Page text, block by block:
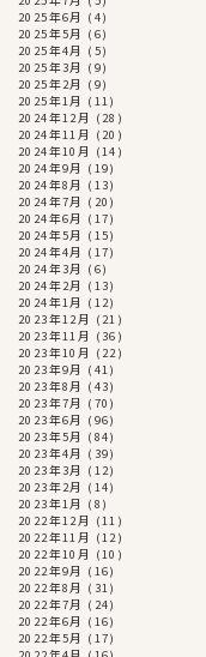
2025年6月 (4)
2025年5月 (6)
2025年4月 (5)
2025年3月 (9)
2025年2月 (9)
2025年1月 (11)
2024年12月 (28)
2024年11月 (20)
2024年10月 (14)
2024年9月 (19)
2024年8月 (13)
2024年7月 (20)
2024年6月 (17)
2024年5月 (15)
2024年4月 (17)
2024年3月 (6)
2024年2月 (13)
2024年1月 (12)
2023年12月 (21)
2023年11月 (36)
2023年10月 (22)
2023年9月 (41)
2023年8月 (43)
2023年7月 (70)
2023年6月 (96)
2023年5月 (84)
2023年4月 (39)
2023年3月 (12)
2023年2月 (14)
2023年1月 (8)
2022年12月 (11)
2022年11月 (12)
2022年10月 (10)
2022年9月 (16)
2022年8月 (31)
2022年7月 (24)
2022年6月 (16)
2022年5月 (17)